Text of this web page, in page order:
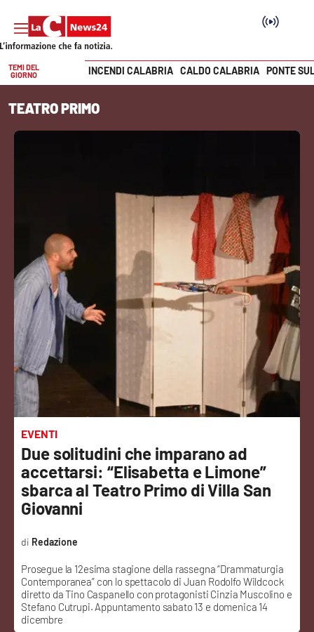
SEZIONI
Economia e lavoro
Italia Mondo
Sanità
Sport
Cultura
Podcast
Meteo
Editoriali
Ambiente
Cronaca
Vai
TEMI DEL
GIORNO
INCENDI CALABRIA CALDO CALABRIA PONTE
TEATRO PRIMO
EVENTI
Due solitudini che imparano ad
accettarsi: “Elisabetta e Limone”
sbarca al Teatro Primo di Villa San
Giovanni
Prosegue la 12esima stagione della rassegna “Drammaturgia
Contemporanea” con lo spettacolo di Juan Rodolfo Wildcock
diretto da Tino Caspanello con protagonisti Cinzia Muscolino e
Stefano Cutrupi. Appuntamento sabato 13 e domenica 14
dicembre
Redazione